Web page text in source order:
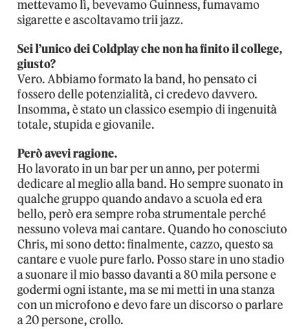
mettevamo lì, bevevamo Guinness, fumavamo
sigarette e ascoltavamo trii jazz.
Sei l’unico dei Coldplay che non ha finito il college,
giusto?
Vero. Abbiamo formato la band, ho pensato ci
fossero delle potenzialità, ci credevo davvero.
Insomma, è stato un classico esempio di ingenuità
totale, stupida e giovanile.
Però avevi ragione.
Ho lavorato in un bar per un anno, per potermi
dedicare al meglio alla band. Ho sempre suonato in
qualche gruppo quando andavo a scuola ed era
bello, però era sempre roba strumentale perché
nessuno voleva mai cantare. Quando ho conosciuto
Chris, mi sono detto: finalmente, cazzo, questo sa
cantare e vuole pure farlo. Posso stare in uno stadio
a suonare il mio basso davanti a 80 mila persone e
godermi ogni istante, ma se mi metti in una stanza
con un microfono e devo fare un discorso o parlare
a 20 persone, crollo.